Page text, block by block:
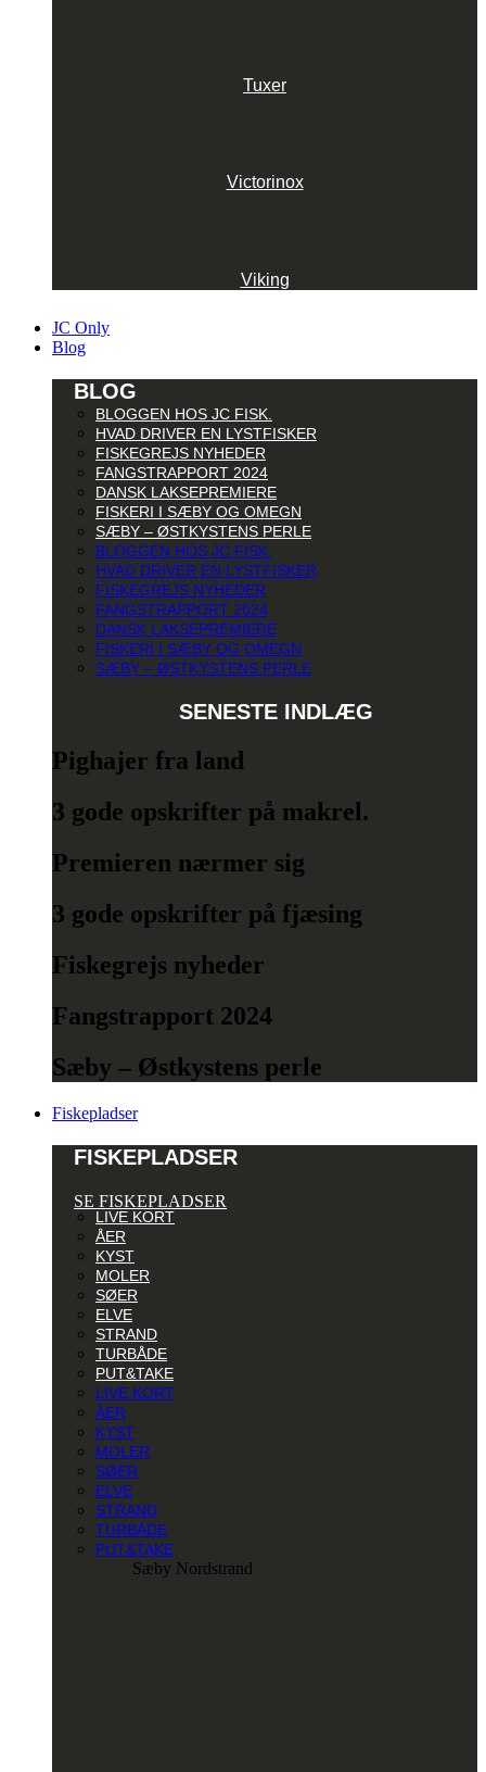
Tuxer
Victorinox
Viking
JC Only
Blog
BLOG
BLOGGEN HOS JC FISK.
HVAD DRIVER EN LYSTFISKER
FISKEGREJS NYHEDER
FANGSTRAPPORT 2024
DANSK LAKSEPREMIERE
FISKERI I SÆBY OG OMEGN
SÆBY – ØSTKYSTENS PERLE
BLOGGEN HOS JC FISK.
HVAD DRIVER EN LYSTFISKER
FISKEGREJS NYHEDER
FANGSTRAPPORT 2024
DANSK LAKSEPREMIERE
FISKERI I SÆBY OG OMEGN
SÆBY – ØSTKYSTENS PERLE
SENESTE INDLÆG
Pighajer fra land
3 gode opskrifter på makrel.
Premieren nærmer sig
3 gode opskrifter på fjæsing
Fiskegrejs nyheder
Fangstrapport 2024
Sæby – Østkystens perle
Fiskepladser
FISKEPLADSER
SE FISKEPLADSER
LIVE KORT
ÅER
KYST
MOLER
SØER
ELVE
STRAND
TURBÅDE
PUT&TAKE
LIVE KORT
ÅER
KYST
MOLER
SØER
ELVE
STRAND
TURBÅDE
PUT&TAKE
Sæby Nordstrand